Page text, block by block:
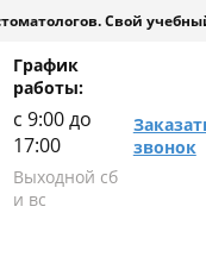
Свой
График
работы:
с 9:00 до
17:00
Выходной сб
и вс
звонок